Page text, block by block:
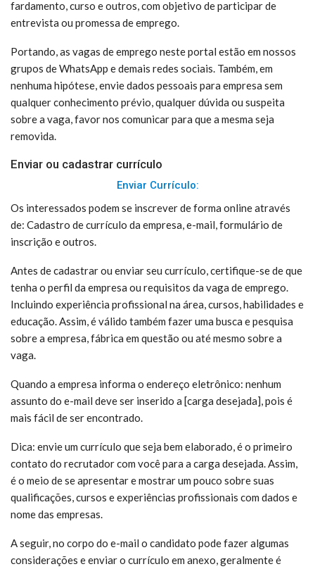
fardamento, curso e outros, com objetivo de participar de
entrevista ou promessa de emprego.
Portando, as vagas de emprego neste portal estão em nossos
grupos de WhatsApp e demais redes sociais. Também, em
nenhuma hipótese, envie dados pessoais para empresa sem
qualquer conhecimento prévio, qualquer dúvida ou suspeita
sobre a vaga, favor nos comunicar para que a mesma seja
removida.
Enviar ou cadastrar currículo
Enviar Currículo:
Os interessados ​​podem se inscrever de forma online através
de: Cadastro de currículo da empresa, e-mail, formulário de
inscrição e outros.
Antes de cadastrar ou enviar seu currículo, certifique-se de que
tenha o perfil da empresa ou requisitos da vaga de emprego.
Incluindo experiência profissional na área, cursos, habilidades e
educação. Assim, é válido também fazer uma busca e pesquisa
sobre a empresa, fábrica em questão ou até mesmo sobre a
vaga.
Quando a empresa informa o endereço eletrônico: nenhum
assunto do e-mail deve ser inserido a [carga desejada], pois é
mais fácil de ser encontrado.
Dica: envie um currículo que seja bem elaborado, é o primeiro
contato do recrutador com você para a carga desejada. Assim,
é o meio de se apresentar e mostrar um pouco sobre suas
qualificações, cursos e experiências profissionais com dados e
nome das empresas.
A seguir, no corpo do e-mail o candidato pode fazer algumas
considerações e enviar o currículo em anexo, geralmente é